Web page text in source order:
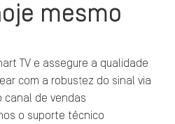
mesmo
TV e assegure a qualidade
com a robustez do sinal via
canal de vendas
o suporte técnico